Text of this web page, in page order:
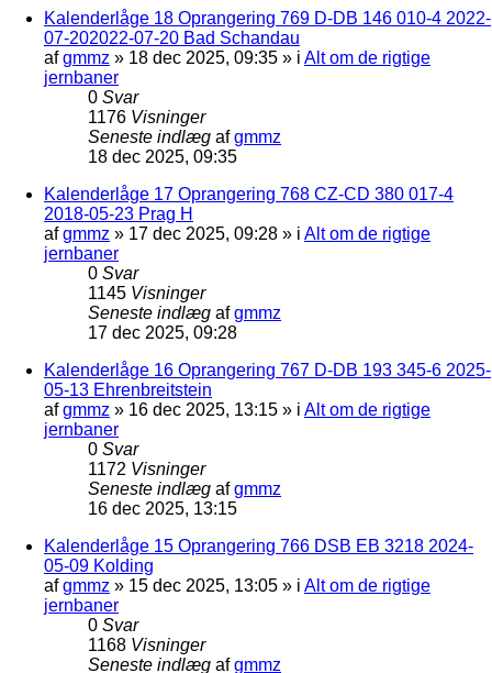
Kalenderlåge 18 Oprangering 769 D-DB 146 010-4 2022-
07-202022-07-20 Bad Schandau
afgmmz » 18 dec 2025, 09:35 » i Alt om de rigtige
jernbaner
0 Svar
1176 Visninger
Seneste indlæg afgmmz
18 dec 2025, 09:35
Kalenderlåge 17 Oprangering 768 CZ-CD 380 017-4
2018-05-23 Prag H
afgmmz » 17 dec 2025, 09:28 » i Alt om de rigtige
jernbaner
0 Svar
1145 Visninger
Seneste indlæg afgmmz
17 dec 2025, 09:28
Kalenderlåge 16 Oprangering 767 D-DB 193 345-6 2025-
05-13 Ehrenbreitstein
afgmmz » 16 dec 2025, 13:15 » i Alt om de rigtige
jernbaner
0 Svar
1172 Visninger
Seneste indlæg afgmmz
16 dec 2025, 13:15
Kalenderlåge 15 Oprangering 766 DSB EB 3218 2024-
05-09 Kolding
afgmmz » 15 dec 2025, 13:05 » i Alt om de rigtige
jernbaner
0 Svar
1168 Visninger
Seneste indlæg afgmmz